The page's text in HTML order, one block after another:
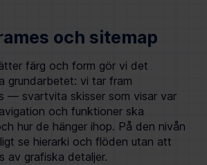
och sitemap
färg och form gör vi det
grundarbetet: vi tar fram
— svartvita skisser som visar var
och funktioner ska
hur de hänger ihop. På den nivån
se hierarki och flöden utan att
av grafiska detaljer.